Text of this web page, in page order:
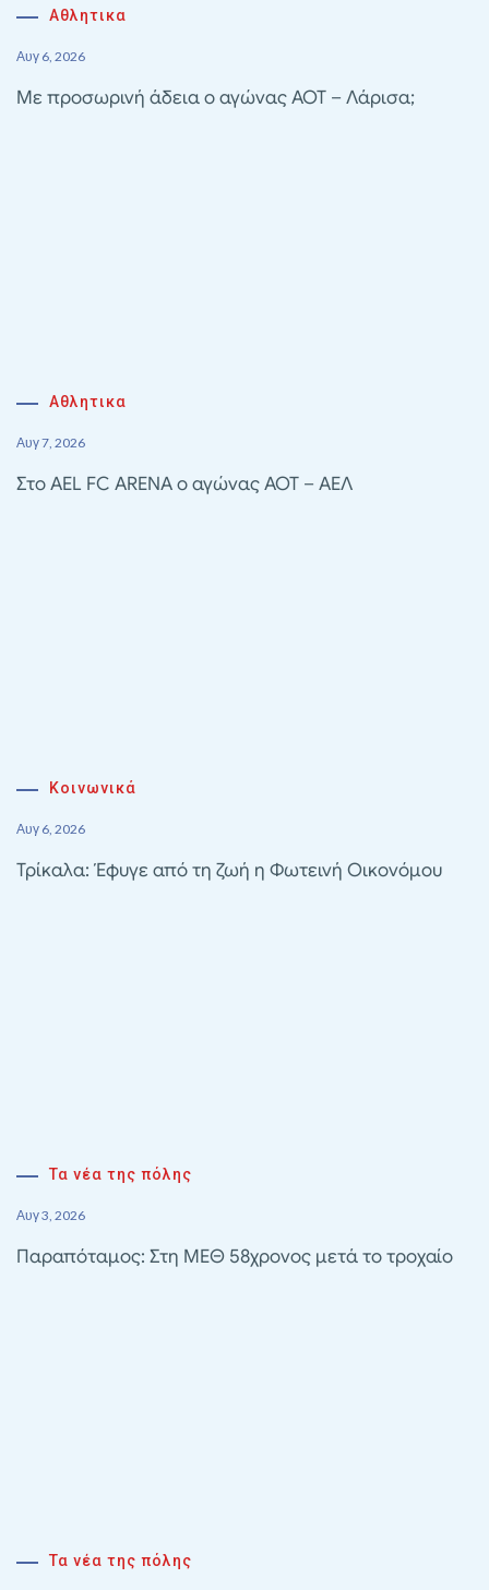
Αθλητικα
Αυγ 6, 2026
Με προσωρινή άδεια ο αγώνας ΑΟΤ – Λάρισα;
Αθλητικα
Αυγ 7, 2026
Στο AEL FC ARENA ο αγώνας ΑΟΤ – ΑΕΛ
Κοινωνικά
Αυγ 6, 2026
Τρίκαλα: Έφυγε από τη ζωή η Φωτεινή Οικονόμου
Τα νέα της πόλης
Αυγ 3, 2026
Παραπόταμος: Στη ΜΕΘ 58χρονος μετά το τροχαίο
Τα νέα της πόλης